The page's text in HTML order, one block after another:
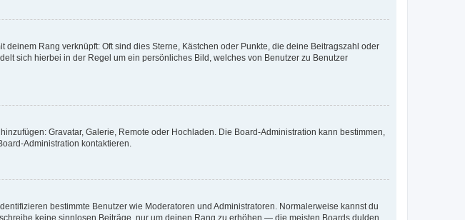
Rang verknüpft: Oft sind dies Sterne, Kästchen oder Punkte, die deine Beitragszahl oder
sich hierbei in der Regel um ein persönliches Bild, welches von Benutzer zu Benutzer
Gravatar, Galerie, Remote oder Hochladen. Die Board-Administration kann bestimmen,
Administration kontaktieren.
bestimmte Benutzer wie Moderatoren und Administratoren. Normalerweise kannst du
keine sinnlosen Beiträge, nur um deinen Rang zu erhöhen — die meisten Boards dulden